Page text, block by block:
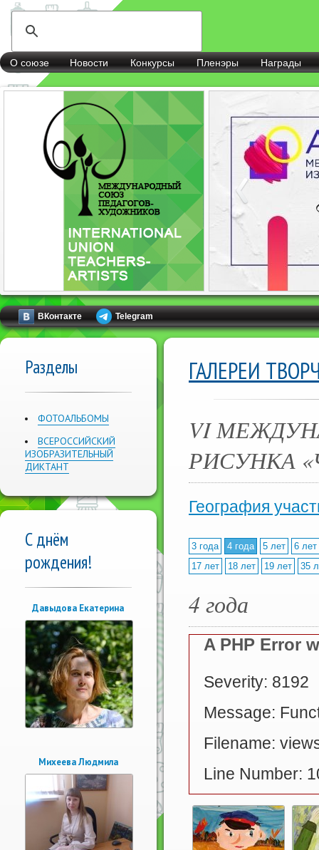
О союзе Новости Конкурсы Пленэры Награды
ВКонтакте Telegram
Разделы
ФОТОАЛЬБОМЫ
ВСЕРОССИЙСКИЙ
ИЗОБРАЗИТЕЛЬНЫЙ
ДИКТАНТ
С днём
рождения!
Давыдова Екатерина
Михеева Людмила
ГАЛЕРЕИ
VI
РИСУНКА
География
3 года 4 года 5 лет
6 лет
17 лет
18 лет 19 лет 35
4 года
A PHP Error
Severity: 8192
Message:
Filename:
Line Number: